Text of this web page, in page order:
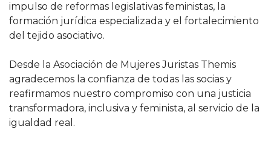
impulso de reformas legislativas feministas, la
formación jurídica especializada y el fortalecimiento
del tejido asociativo.
Desde la Asociación de Mujeres Juristas Themis
agradecemos la confianza de todas las socias y
reafirmamos nuestro compromiso con una justicia
transformadora, inclusiva y feminista, al servicio de la
igualdad real.